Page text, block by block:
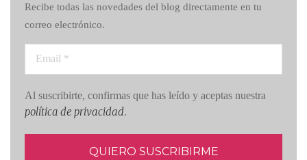
Recibe todas las novedades del blog directamente en tu
correo electrónico.
Al suscribirte, confirmas que has leído y aceptas nuestra
política de privacidad.